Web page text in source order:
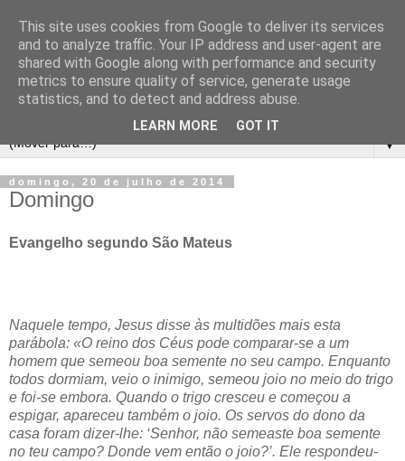
▼
domingo, 20 de julho de 2014
Domingo
Evangelho segundo São Mateus
Naquele tempo, Jesus disse às multidões mais esta
parábola: «O reino dos Céus pode comparar-se a um
homem que semeou boa semente no seu campo. Enquanto
todos dormiam, veio o inimigo, semeou joio no meio do trigo
e foi-se embora. Quando o trigo cresceu e começou a
espigar, apareceu também o joio. Os servos do dono da
casa foram dizer-lhe: ‘Senhor, não semeaste boa semente
no teu campo? Donde vem então o joio?’. Ele respondeu-
This site uses cookies from Google to deliver its services
and to analyze traffic. Your IP address and user-agent are
shared with Google along with performance and security
metrics to ensure quality of service, generate usage
statistics, and to detect and address abuse.
LEARN MORE GOT IT